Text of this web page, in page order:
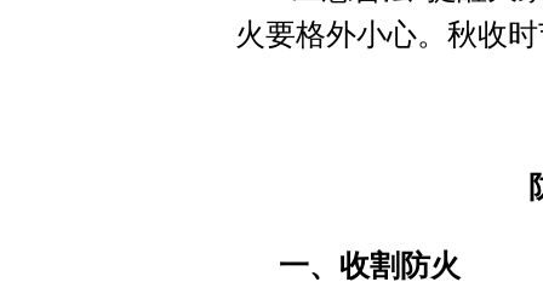
火要格外小心。秋收
一、收割防火